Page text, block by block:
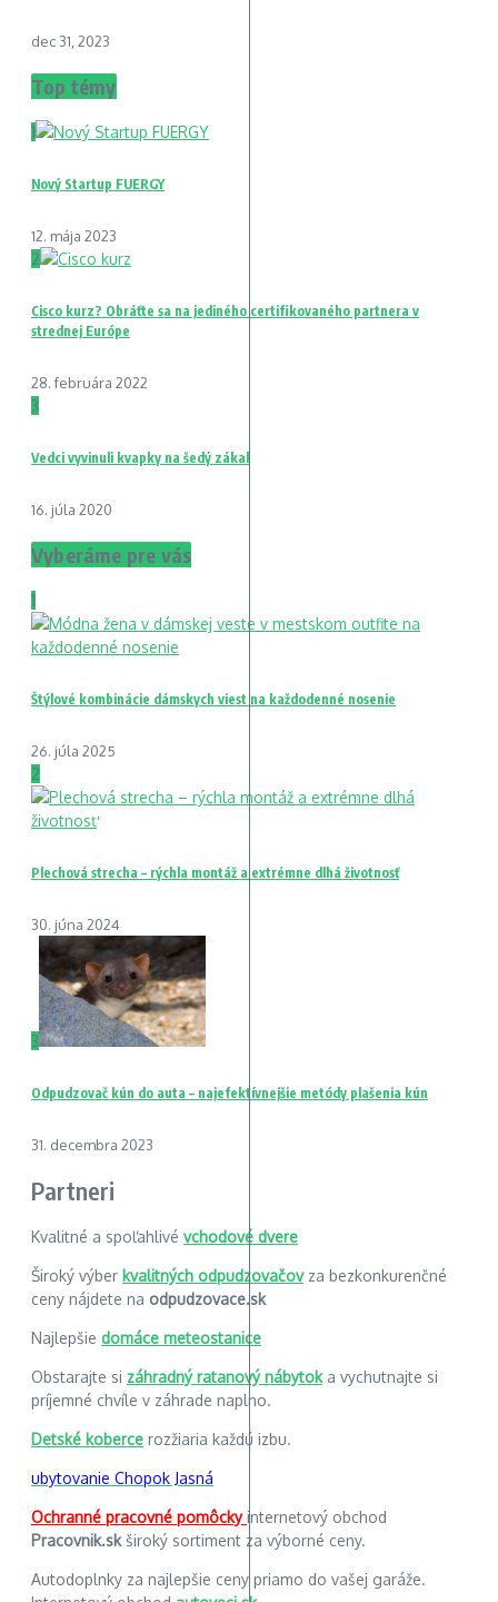
dec 31, 2023
Top témy
1
Nový Startup FUERGY
12. mája 2023
2
Cisco kurz? Obráťte sa na jediného certifikovaného partnera v
strednej Európe
28. februára 2022
3
Vedci vyvinuli kvapky na šedý zákal
16. júla 2020
Vyberáme pre vás
1
Štýlové kombinácie dámskych viest na každodenné nosenie
26. júla 2025
2
Plechová strecha – rýchla montáž a extrémne dlhá životnosť
30. júna 2024
3
Odpudzovač kún do auta – najefektívnejšie metódy plašenia kún
31. decembra 2023
Partneri
Kvalitné a spoľahlivé vchodové dvere
Široký výber kvalitných odpudzovačovza bezkonkurenčné
ceny nájdete na odpudzovace.sk
Najlepšie domáce meteostanice
Obstarajte si záhradný ratanový nábytoka vychutnajte si
príjemné chvíle v záhrade naplno.
Detské koberce rozžiaria každú izbu.
ubytovanie Chopok Jasná
Ochranné pracovné pomôckyinternetový obchod
Pracovnik.skširoký sortiment za výborné ceny.
Autodoplnky za najlepšie ceny priamo do vašej garáže.